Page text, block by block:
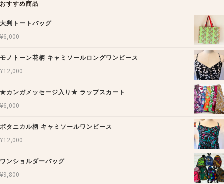
おすすめ商品
大判トートバッグ
¥6,000
モノトーン花柄 キャミソールロングワンピース
¥12,000
★カンガメッセージ入り★ ラップスカート
¥6,000
ボタニカル柄 キャミソールワンピース
¥12,000
ワンショルダーバッグ
¥9,800